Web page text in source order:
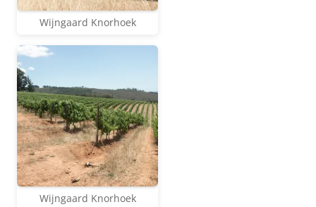
Wijngaard Knorhoek
Wijngaard Knorhoek